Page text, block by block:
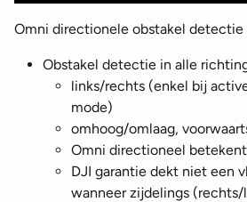
Omni directionele obstakel detectie
Obstakel detectie in alle
links/rechts (enkel bij
mode)
omhoog/omlaag,
Omni directioneel betekent
DJI garantie dekt niet een
wanneer zijdelings